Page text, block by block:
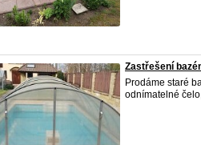
Zastřešení
Prodáme staré
odnímatelné